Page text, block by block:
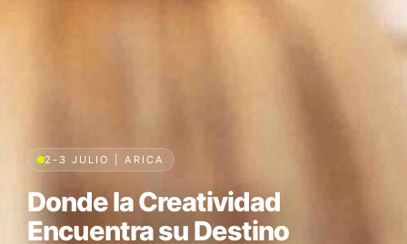
2-3 JULIO | ARICA
Donde la Creatividad
Encuentra su Destino